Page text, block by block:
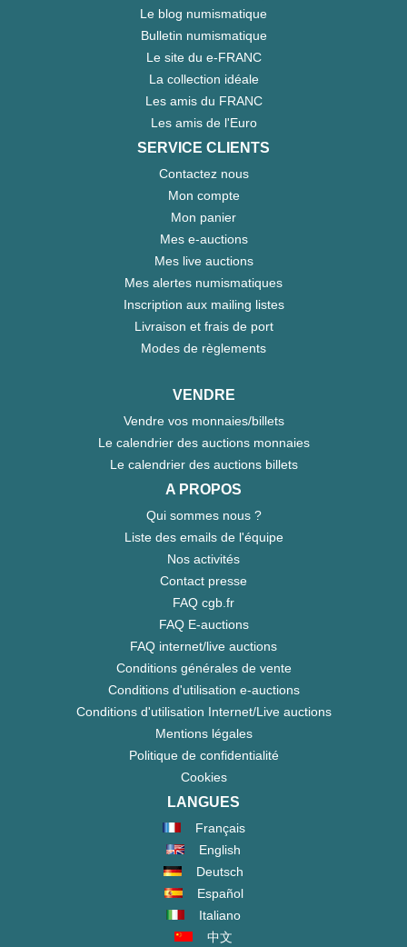
Le blog numismatique
Bulletin numismatique
Le site du e-FRANC
La collection idéale
Les amis du FRANC
Les amis de l'Euro
SERVICE CLIENTS
Contactez nous
Mon compte
Mon panier
Mes e-auctions
Mes live auctions
Mes alertes numismatiques
Inscription aux mailing listes
Livraison et frais de port
Modes de règlements
VENDRE
Vendre vos monnaies/billets
Le calendrier des auctions monnaies
Le calendrier des auctions billets
A PROPOS
Qui sommes nous ?
Liste des emails de l'équipe
Nos activités
Contact presse
FAQ cgb.fr
FAQ E-auctions
FAQ internet/live auctions
Conditions générales de vente
Conditions d'utilisation e-auctions
Conditions d'utilisation Internet/Live auctions
Mentions légales
Politique de confidentialité
Cookies
LANGUES
Français
English
Deutsch
Español
Italiano
中文